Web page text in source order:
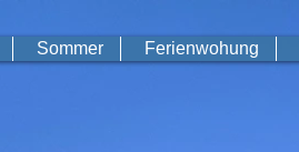
Sommer Ferienwohung